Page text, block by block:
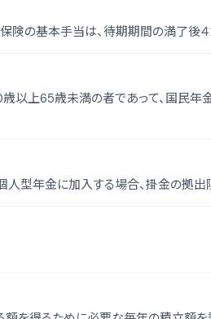
の基本手当は、待期期間の満了後
以上65歳未満の者であって、国民
型年金に加入する場合、掛金の拠